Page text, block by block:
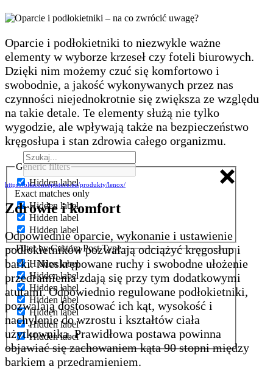
Generic filters
Hidden label
Exact matches only
Hidden label
Hidden label
Hidden label
Filter by Custom Post Type
Hidden label
Hidden label
Hidden label
Hidden label
Hidden label
Hidden label
Hidden label
Oparcie i podłokietniki to niezwykle ważne
elementy w wyborze krzeseł czy foteli biurowych.
Dzięki nim możemy czuć się komfortowo i
swobodnie, a jakość wykonywanych przez nas
czynności niejednokrotnie się zwiększa ze względu
na takie detale. Te elementy służą nie tylko
wygodzie, ale wpływają także na bezpieczeństwo
kręgosłupa i stan zdrowia całego organizmu.
https://oltaconceptstore.eu/produkty/lenox/
Zdrowie i komfort
Odpowiednie oparcie, wykonanie i ustawienie
podłokietników pozwalają odciążyć kręgosłup i
barki. Nieskrępowane ruchy i swobodne ułożenie
przedramienia zdają się przy tym dodatkowymi
atutami. Odpowiednio regulowane podłokietniki,
pozwalają dostosować ich kąt, wysokość i
nachylenie do wzrostu i kształtów ciała
użytkownika. Prawidłowa postawa powinna
objawiać się zachowaniem kąta 90 stopni między
barkiem a przedramieniem.